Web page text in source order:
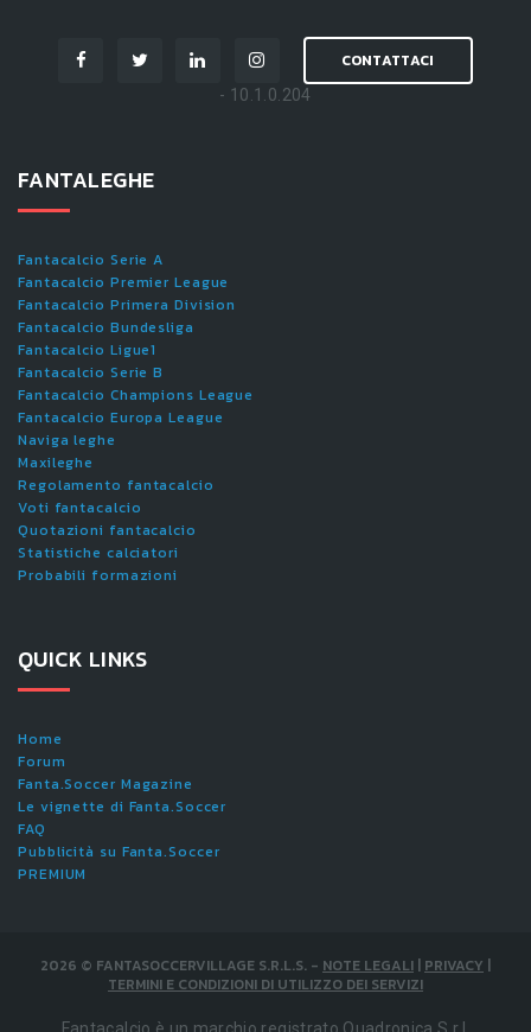
CONTATTACI
- 10.1.0.204
FANTALEGHE
Fantacalcio Serie A
Fantacalcio Premier League
Fantacalcio Primera Division
Fantacalcio Bundesliga
Fantacalcio Ligue1
Fantacalcio Serie B
Fantacalcio Champions League
Fantacalcio Europa League
Naviga leghe
Maxileghe
Regolamento fantacalcio
Voti fantacalcio
Quotazioni fantacalcio
Statistiche calciatori
Probabili formazioni
QUICK LINKS
Home
Forum
Fanta.Soccer Magazine
Le vignette di Fanta.Soccer
FAQ
Pubblicità su Fanta.Soccer
PREMIUM
2026 © FANTASOCCERVILLAGE S.R.L.S. - NOTE LEGALI | PRIVACY |
TERMINI E CONDIZIONI DI UTILIZZO DEI SERVIZI